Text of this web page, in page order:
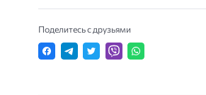
Поделитесь с друзьями